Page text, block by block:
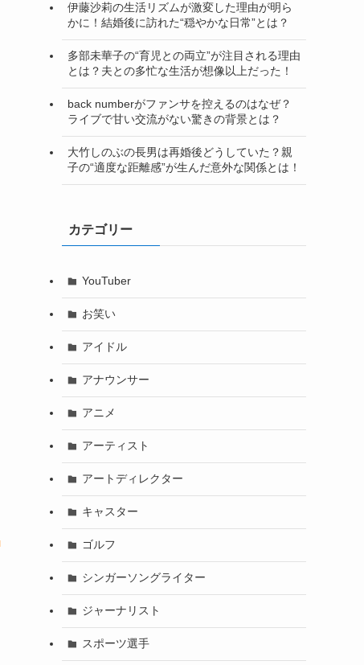
伊藤沙莉の生活リズムが激変した理由が明ら
かに！結婚後に訪れた“穏やかな日常”とは？
多部未華子の“育児との両立”が注目される理由
とは？夫との多忙な生活が想像以上だった！
back numberがファンサを控えるのはなぜ？
ライブで甘い交流がない驚きの背景とは？
大竹しのぶの長男は再婚後どうしていた？親
子の“適度な距離感”が生んだ意外な関係とは！
カテゴリー
YouTuber
お笑い
アイドル
アナウンサー
アニメ
アーティスト
アートディレクター
キャスター
ゴルフ
シンガーソングライター
ジャーナリスト
スポーツ選手